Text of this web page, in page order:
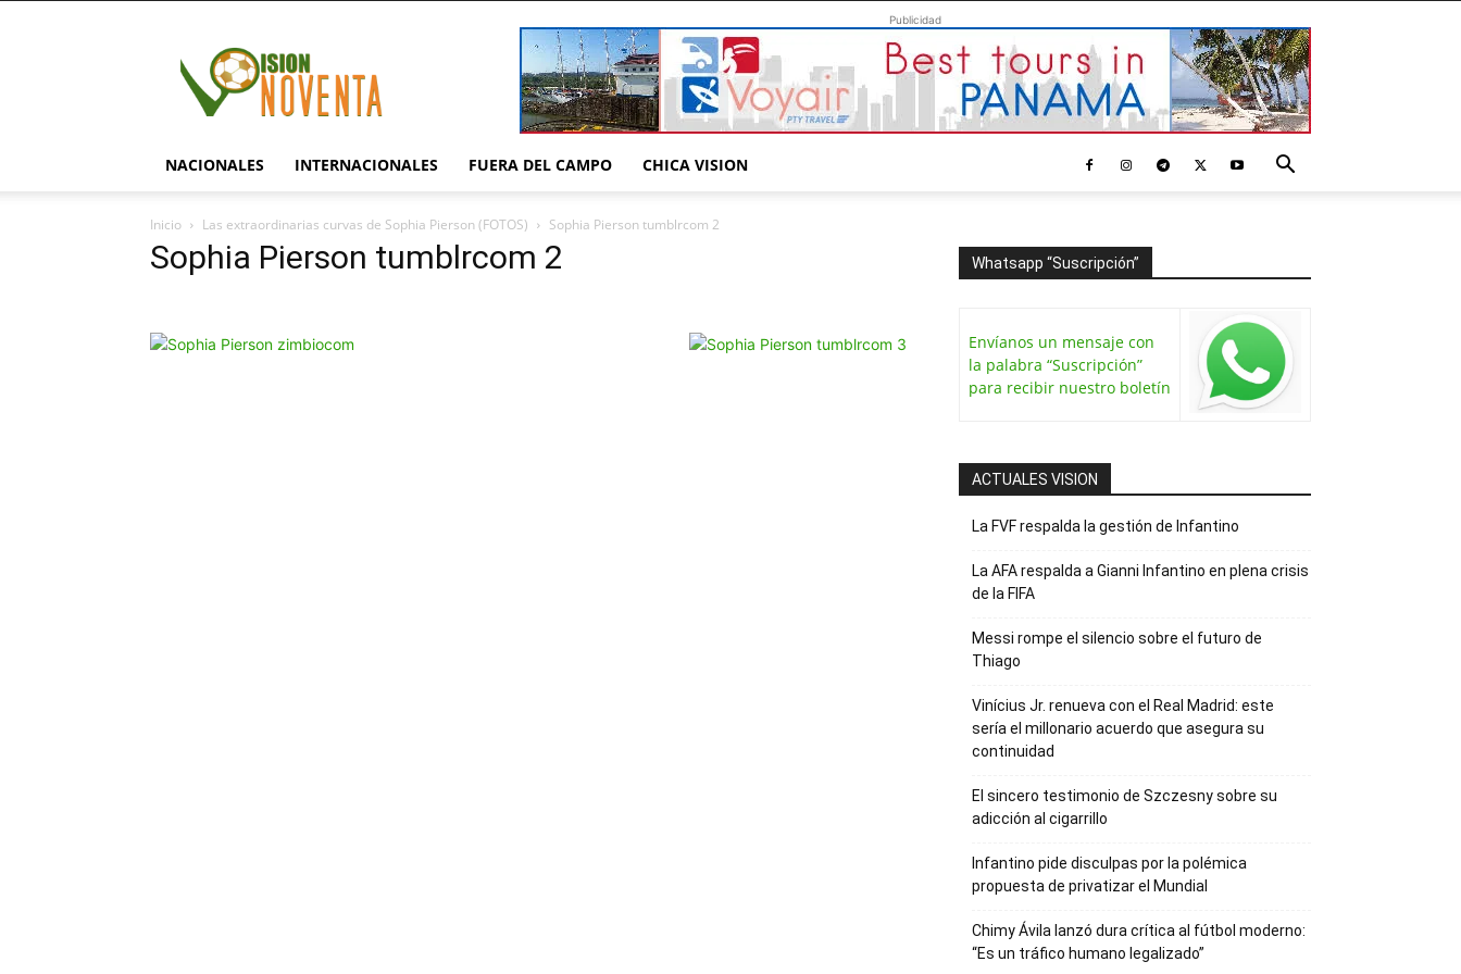
Publicidad
NACIONALES INTERNACIONALES FUERA DEL CAMPO CHICA VISION
Inicio Las extraordinarias curvas de Sophia Pierson (FOTOS) Sophia Pierson tumblrcom 2
Sophia Pierson tumblrcom 2 Whatsapp “Suscripción”
Envíanos un mensaje con
la palabra “Suscripción”
para recibir nuestro boletín
ACTUALES VISION
La FVF respalda la gestión de Infantino
La AFA respalda a Gianni Infantino en plena crisis
de la FIFA
Messi rompe el silencio sobre el futuro de
Thiago
Vinícius Jr. renueva con el Real Madrid: este
sería el millonario acuerdo que asegura su
continuidad
El sincero testimonio de Szczesny sobre su
adicción al cigarrillo
Infantino pide disculpas por la polémica
propuesta de privatizar el Mundial
Chimy Ávila lanzó dura crítica al fútbol moderno:
“Es un tráfico humano legalizado”